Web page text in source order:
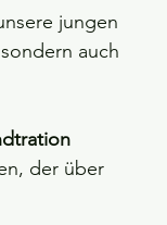
Sport
unbesiegbar?
jungen
auch
der über